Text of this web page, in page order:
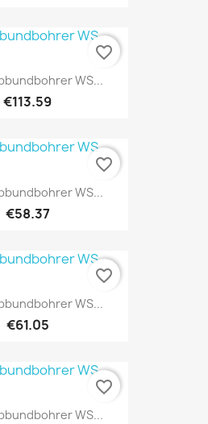
WS...
€113.59
favorite_border
WS...
€58.37
favorite_border
WS...
€61.05
favorite_border
WS...
favorite_border